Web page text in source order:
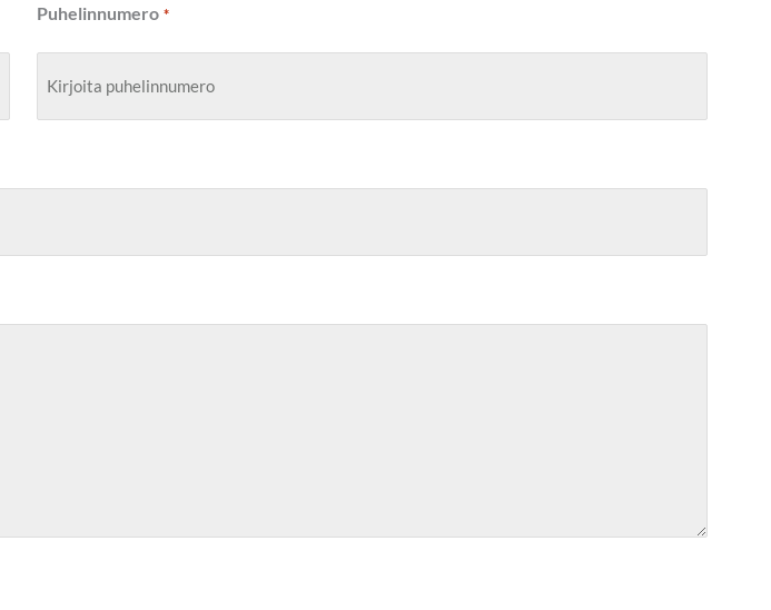
Puhelinnumero *